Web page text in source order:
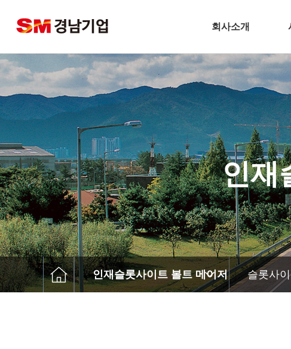
회사소개
기업개요
CEO 인사말
비전
주요연혁
경남기업 네트워크
안전보건방침
기술경영
환경경영
찾아오시는길
고객센터
인재
인재슬롯사이트 볼트 메이저 슬롯사